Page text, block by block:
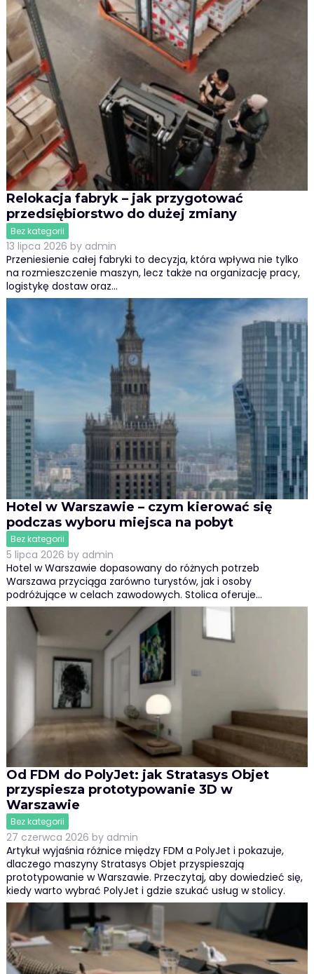
Relokacja fabryk – jak przygotować
przedsiębiorstwo do dużej zmiany
Bez kategorii
13 lipca 2026 by admin
Przeniesienie całej fabryki to decyzja, która wpływa nie tylko
na rozmieszczenie maszyn, lecz także na organizację pracy,
logistykę dostaw oraz…
Hotel w Warszawie – czym kierować się
podczas wyboru miejsca na pobyt
Bez kategorii
5 lipca 2026 by admin
Hotel w Warszawie dopasowany do różnych potrzeb
Warszawa przyciąga zarówno turystów, jak i osoby
podróżujące w celach zawodowych. Stolica oferuje…
Od FDM do PolyJet: jak Stratasys Objet
przyspiesza prototypowanie 3D w
Warszawie
Bez kategorii
27 czerwca 2026 by admin
Artykuł wyjaśnia różnice między FDM a PolyJet i pokazuje,
dlaczego maszyny Stratasys Objet przyspieszają
prototypowanie w Warszawie. Przeczytaj, aby dowiedzieć się,
kiedy warto wybrać PolyJet i gdzie szukać usług w stolicy.